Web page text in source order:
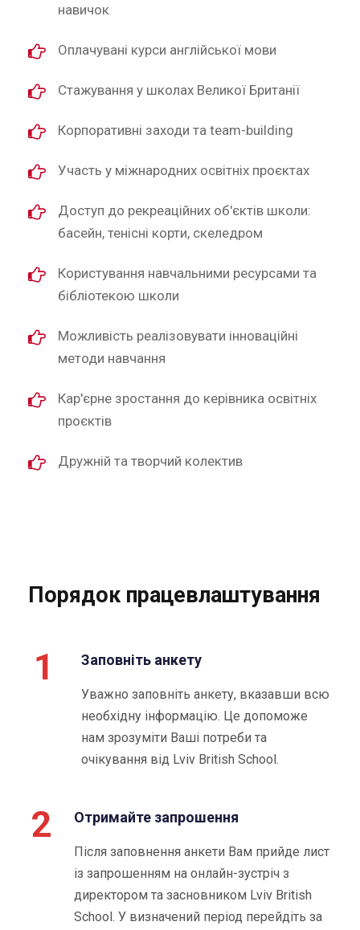
навичок
Оплачувані курси англійської мови
Стажування у школах Великої Британії
Корпоративні заходи та team-building
Участь у міжнародних освітніх проєктах
Доступ до рекреаційних об'єктів школи:
басейн, тенісні корти, скеледром
Користування навчальними ресурсами та
бібліотекою школи
Можливість реалізовувати інноваційні
методи навчання
Кар'єрне зростання до керівника освітніх
проєктів
Дружній та творчий колектив
Порядок працевлаштування
1 Заповніть анкету
Уважно заповніть анкету, вказавши всю
необхідну інформацію. Це допоможе
нам зрозуміти Ваші потреби та
очікування від Lviv British School.
2 Отримайте запрошення
Після заповнення анкети Вам прийде лист
із запрошенням на онлайн-зустріч з
директором та засновником Lviv British
School. У визначений період перейдіть за